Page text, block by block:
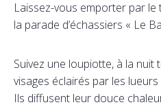
Laissez-vous emporter par
la parade d’échassiers « Le
Suivez une loupiotte, à la nuit
visages éclairés par les
Ils diffusent leur douce